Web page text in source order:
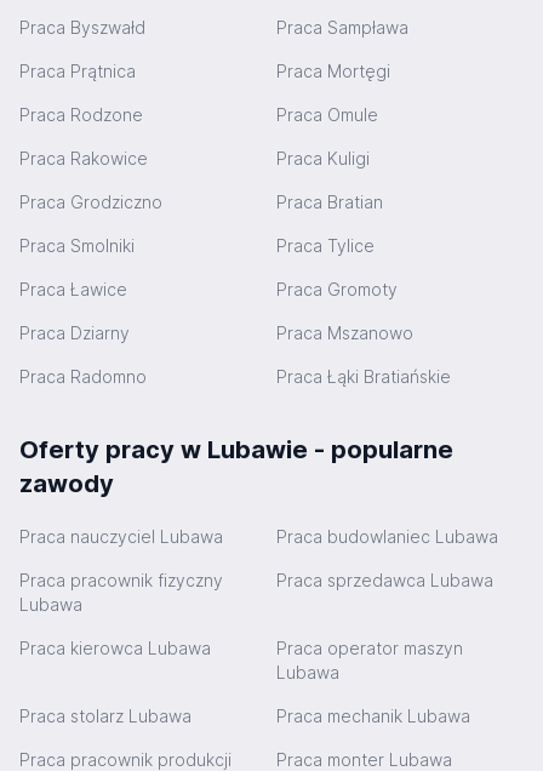
Praca Byszwałd Praca Sampława
Praca Prątnica Praca Mortęgi
Praca Rodzone Praca Omule
Praca Rakowice Praca Kuligi
Praca Grodziczno Praca Bratian
Praca Smolniki Praca Tylice
Praca Ławice Praca Gromoty
Praca Dziarny Praca Mszanowo
Praca Radomno Praca Łąki Bratiańskie
Oferty pracy w Lubawie - popularne
zawody
Praca nauczyciel Lubawa Praca budowlaniec Lubawa
Praca pracownik fizyczny
Lubawa
Praca sprzedawca Lubawa
Praca kierowca Lubawa
Praca operator maszyn
Lubawa
Praca stolarz Lubawa Praca mechanik Lubawa
Praca pracownik produkcji
Praca monter Lubawa